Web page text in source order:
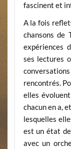
fascinent et
A la fois
chansons de
expériences
ses lectures
rencontrés.
elles
chacun en a,
lesquelles
est un état
avec un